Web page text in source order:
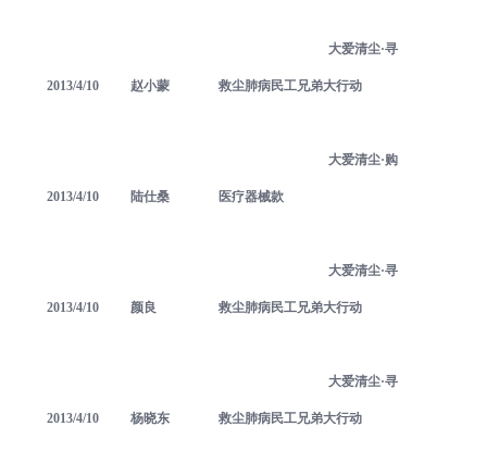
2013/4/10 赵小蒙
大爱清尘·寻
救尘肺病民工兄弟大行动
2013/4/10 陆仕桑
大爱清尘·购
医疗器械款
2013/4/10 颜良
大爱清尘·寻
救尘肺病民工兄弟大行动
2013/4/10 杨晓东
大爱清尘·寻
救尘肺病民工兄弟大行动